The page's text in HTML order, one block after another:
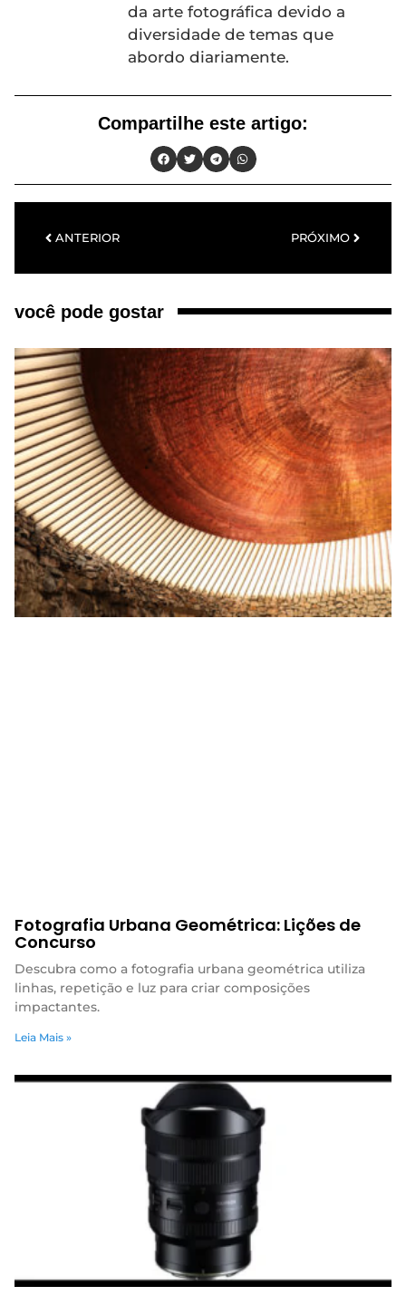
da arte fotográfica devido a
diversidade de temas que
abordo diariamente.
Compartilhe este artigo:
ANTERIOR PRÓXIMO
você pode gostar
Fotografia Urbana Geométrica: Lições de
Concurso
Descubra como a fotografia urbana geométrica utiliza
linhas, repetição e luz para criar composições
impactantes.
Leia Mais »